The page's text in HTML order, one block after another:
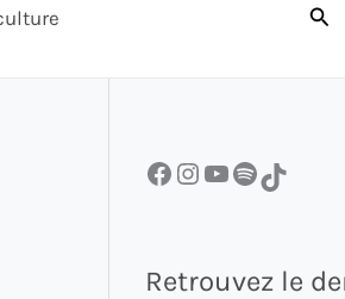
Facebook InstagramYouTube Spotify TikTok
Retrouvez le